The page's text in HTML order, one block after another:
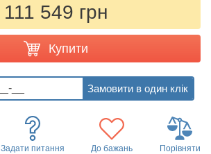
111 549 грн
Купити
Задати питання До бажань Порівняти